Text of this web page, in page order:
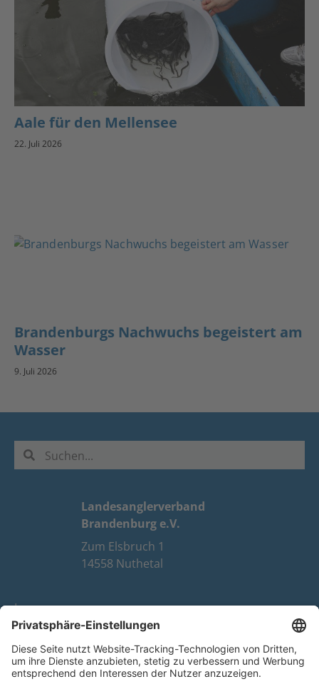
Aale für den Mellensee
22. Juli 2026
Brandenburgs Nachwuchs begeistert am
Wasser
9. Juli 2026
Landesanglerverband
Brandenburg e.V.
Zum Elsbruch 1
14558 Nuthetal
Impressum
Datenschutz
FAQ